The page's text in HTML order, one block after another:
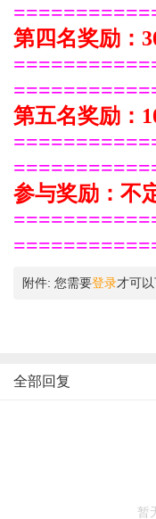
第四名奖励：
第五名奖励：
参与奖励：不
附件: 您需要登录才可
全部回复
暂